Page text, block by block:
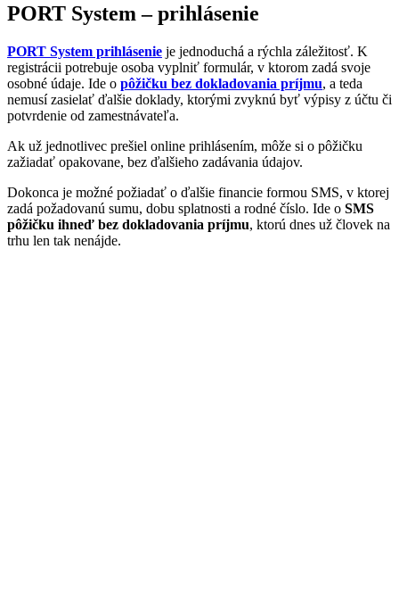
PORT System – prihlásenie
PORT System prihlásenie je jednoduchá a rýchla záležitosť. K
registrácii potrebuje osoba vyplniť formulár, v ktorom zadá svoje
osobné údaje. Ide o pôžičku bez dokladovania príjmu, a teda
nemusí zasielať ďalšie doklady, ktorými zvyknú byť výpisy z účtu či
potvrdenie od zamestnávateľa.
Ak už jednotlivec prešiel online prihlásením, môže si o pôžičku
zažiadať opakovane, bez ďalšieho zadávania údajov.
Dokonca je možné požiadať o ďalšie financie formou SMS, v ktorej
zadá požadovanú sumu, dobu splatnosti a rodné číslo. Ide o SMS
pôžičku ihneď bez dokladovania príjmu, ktorú dnes už človek na
trhu len tak nenájde.